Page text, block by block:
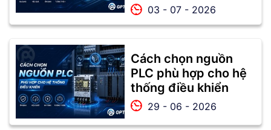
03 - 07 - 2026
Cách chọn nguồn
PLC phù hợp cho hệ
thống điều khiển
29 - 06 - 2026